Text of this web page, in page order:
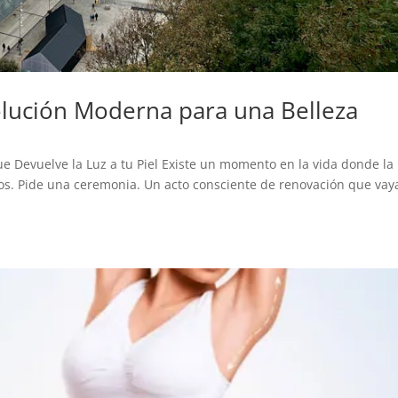
Moderna para una Belleza
Devuelve la Luz a tu Piel Existe un momento en la vida donde
Pide una ceremonia. Un acto consciente de renovación que